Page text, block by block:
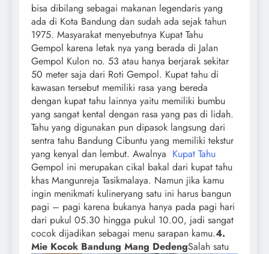
bisa dibilang sebagai makanan legendaris yang
ada di Kota Bandung dan sudah ada sejak tahun
1975. Masyarakat menyebutnya Kupat Tahu
Gempol karena letak nya yang berada di Jalan
Gempol Kulon no. 53 atau hanya berjarak sekitar
50 meter saja dari Roti Gempol. Kupat tahu di
kawasan tersebut memiliki rasa yang bereda
dengan kupat tahu lainnya yaitu memiliki bumbu
yang sangat kental dengan rasa yang pas di lidah.
Tahu yang digunakan pun dipasok langsung dari
sentra tahu Bandung Cibuntu yang memiliki tekstur
yang kenyal dan lembut. Awalnya Kupat Tahu
Gempol ini merupakan cikal bakal dari kupat tahu
khas Mangunreja Tasikmalaya. Namun jika kamu
ingin menikmati kulineryang satu ini harus bangun
pagi – pagi karena bukanya hanya pada pagi hari
dari pukul 05.30 hingga pukul 10.00, jadi sangat
cocok dijadikan sebagai menu sarapan kamu.4.
Mie Kocok Bandung Mang DedengSalah satu